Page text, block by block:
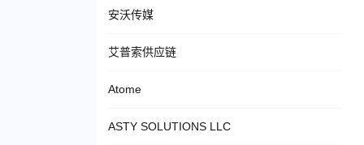
安沃传媒
艾普索供应链
Atome
ASTY SOLUTIONS LLC